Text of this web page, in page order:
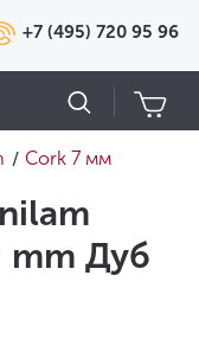
+7 (495) 720 95 96
/ Cork 7 мм
mm Дуб